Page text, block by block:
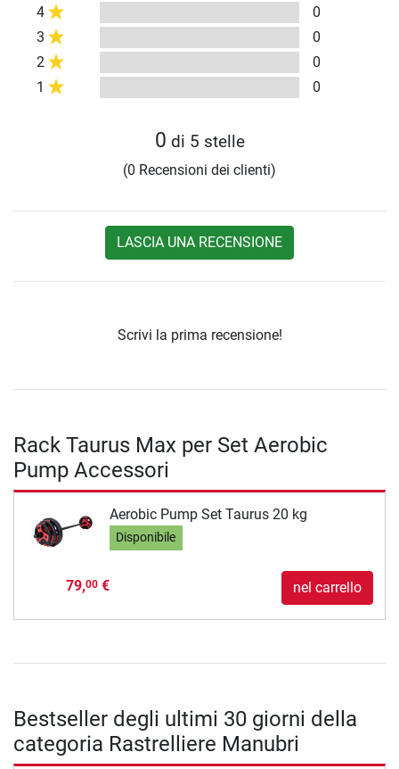
4
0
3
0
2
0
1
0
0 di 5 stelle
(0 Recensioni dei clienti)
LASCIA UNA RECENSIONE
Scrivi la prima recensione!
Rack Taurus Max per Set Aerobic
Pump Accessori
Aerobic Pump Set Taurus 20 kg
Disponibile
79,00€ nel carrello
Bestseller degli ultimi 30 giorni della
categoria Rastrelliere Manubri